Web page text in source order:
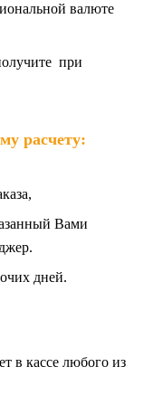
валюте
при
расчету:
Вами
дней.
в кассе любого из